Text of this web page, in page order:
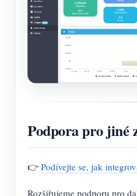
Podpora pro jiné
👉 Podívejte se, jak
Rozšiřujeme podporu pro